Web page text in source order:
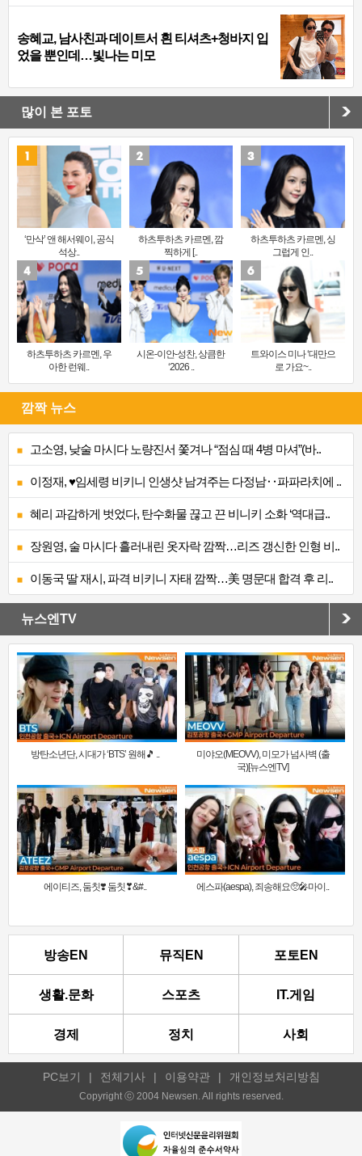
송혜교, 남사친과 데이트서 흰 티셔츠+청바지 입
었을 뿐인데…빛나는 미모
많이 본 포토
‘만삭’ 앤 해서웨이, 공식
석상..
하츠투하츠 카르멘, 깜
찍하게 [..
하츠투하츠 카르멘, 싱
그럽게 인..
하츠투하츠 카르멘, 우
아한 런웨..
시온-이안-성찬, 상큼한
‘2026 ..
트와이스 미나 ‘대만으
로 가요~..
깜짝 뉴스
고소영, 낮술 마시다 노량진서 쫓겨나 “점심 때 4병 마셔”(바..
이정재, ♥임세령 비키니 인생샷 남겨주는 다정남‥파파라치에 ..
혜리 과감하게 벗었다, 탄수화물 끊고 끈 비니키 소화 ‘역대급..
장원영, 술 마시다 흘러내린 옷자락 깜짝…리즈 갱신한 인형 비..
이동국 딸 재시, 파격 비키니 자태 깜짝…美 명문대 합격 후 리..
뉴스엔TV
방탄소년단, 시대가 ‘BTS’ 원해🎵 ..
미야오(MEOVV), 미모가 넘사벽 (출
국)[뉴스엔TV]
에이티즈, 둠칫❣️ 둠칫❣&#.. 에스파(aespa), 죄송해요🥺🎤마이..
방송EN 뮤직EN 포토EN
생활.문화 스포츠 IT.게임
경제 정치 사회
PC보기 | 전체기사 | 이용약관 | 개인정보처리방침
Copyright ⓒ 2004 Newsen. All rights reserved.